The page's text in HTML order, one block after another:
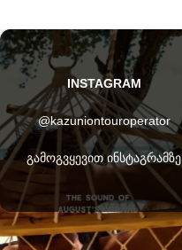
INSTAGRAM
@kazuniontouroperator
გამოგვყევით ინსტაგრამზე